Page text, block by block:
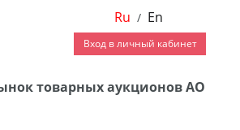
Ru / En
Вход в личный кабинет
товарных аукционов АО